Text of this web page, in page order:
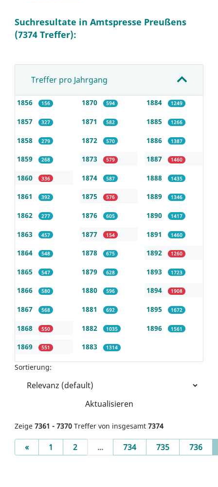
Suchresultate in Amtspresse Preußens
(7374 Treffer):
Treffer pro Jahrgang
1856 156
1857 327
1858 279
1859 268
1860 336
1861 392
1862 277
1863 457
1864 548
1865 547
1866 580
1867 568
1868 550
1869 551
1870 594
1871 582
1872 570
1873 579
1874 587
1875 576
1876 605
1877 154
1878 675
1879 628
1880 596
1881 692
1882 1035
1883 1314
1884 1249
1885 1266
1886 1387
1887 1460
1888 1435
1889 1346
1890 1417
1891 1460
1892 1260
1893 1723
1894 1908
1895 1672
1896 1561
Sortierung:
Aktualisieren
Zeige 7361 - 7370 Treffer von insgesamt 7374
«Previous
1 2 ... 734 735 736